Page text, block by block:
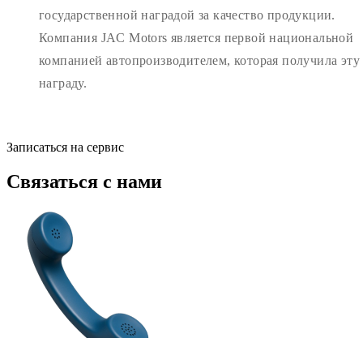
государственной наградой за качество продукции.
Компания JAC Motors является первой национальной
компанией автопроизводителем, которая получила эту
награду.
Записаться на сервис
Связаться с нами